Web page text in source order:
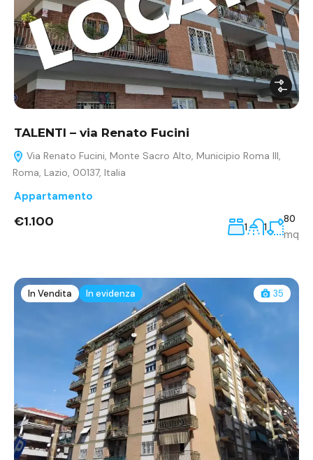
TALENTI – via Renato Fucini
Via Renato Fucini, Monte Sacro Alto, Municipio Roma III,
Roma, Lazio, 00137, Italia
Appartamento
€1.100 1 1
80
mq
In Vendita In evidenza 35